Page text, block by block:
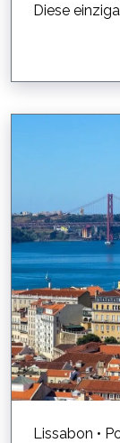
Diese
Lissabon •